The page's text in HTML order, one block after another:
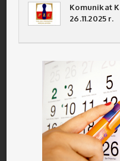
Komunikat
26.11.2025 r.